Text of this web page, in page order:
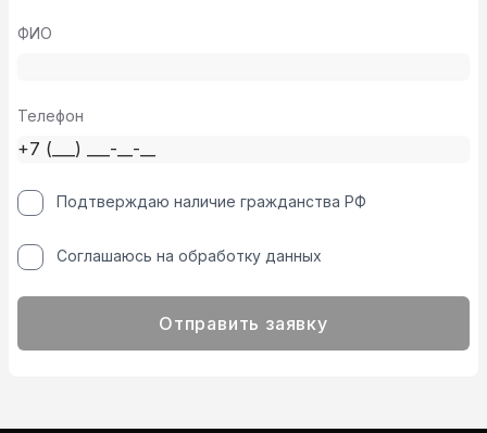
ФИО
Телефон
Подтверждаю наличие гражданства РФ
Соглашаюсь на обработку данных
Отправить заявку